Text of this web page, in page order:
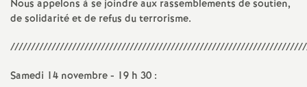
S
Nous appelons à se joindre aux rassemblements de soutien,
de solidarité et de refus du terrorisme.
Samedi 14 novembre - 19 h 30 :